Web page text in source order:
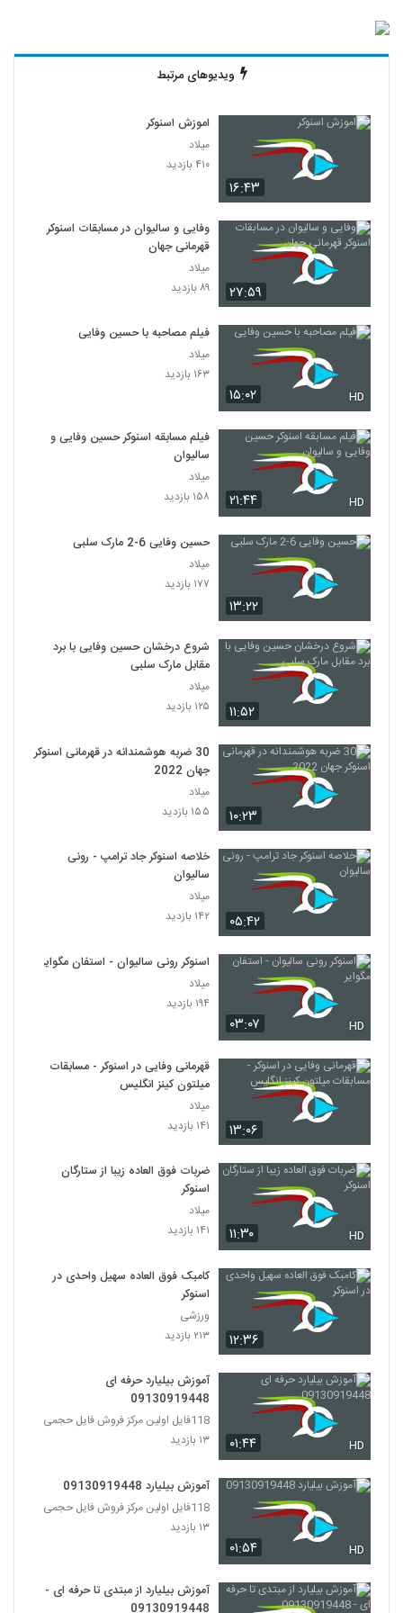
ویدیوهای مرتبط
۱۶:۴۳
اموزش اسنوکر
میلاد
۴۱۰ بازدید
۲۷:۵۹
وفایی و سالیوان در مسابقات اسنوکر
قهرمانی جهان
میلاد
۸۹ بازدید
۱۵:۰۲ HD
فیلم مصاحبه با حسین وفایی
میلاد
۱۶۳ بازدید
۲۱:۴۴ HD
فیلم مسابقه اسنوکر حسین وفایی و
سالیوان
میلاد
۱۵۸ بازدید
۱۳:۲۲
حسین وفایی 6-2 مارک سلبی
میلاد
۱۷۷ بازدید
۱۱:۵۲
شروع درخشان حسین وفایی با برد
مقابل مارک سلبی
میلاد
۱۲۵ بازدید
۱۰:۲۳
30 ضربه هوشمندانه در قهرمانی اسنوکر
جهان 2022
میلاد
۱۵۵ بازدید
۰۵:۴۲
خلاصه اسنوکر جاد ترامپ - رونی
سالیوان
میلاد
۱۴۲ بازدید
۰۳:۰۷ HD
اسنوکر رونی سالیوان - استفان مگوایر
میلاد
۱۹۴ بازدید
۱۳:۰۶
قهرمانی وفایی در اسنوکر - مسابقات
میلتون کینز انگلیس
میلاد
۱۴۱ بازدید
۱۱:۳۰ HD
ضربات فوق العاده زیبا از ستارگان
اسنوکر
میلاد
۱۴۱ بازدید
۱۲:۳۶
کامبک فوق العاده سهیل واحدی در
اسنوکر
ورزشی
۲۱۳ بازدید
۰۱:۴۴ HD
آموزش بیلیارد حرفه ای
09130919448
118فایل اولین مرکز فروش فایل حجمی
۱۳ بازدید
۰۱:۵۴ HD
آموزش بیلیارد 09130919448
118فایل اولین مرکز فروش فایل حجمی
۱۳ بازدید
آموزش بیلیارد از مبتدی تا حرفه ای -
09130919448